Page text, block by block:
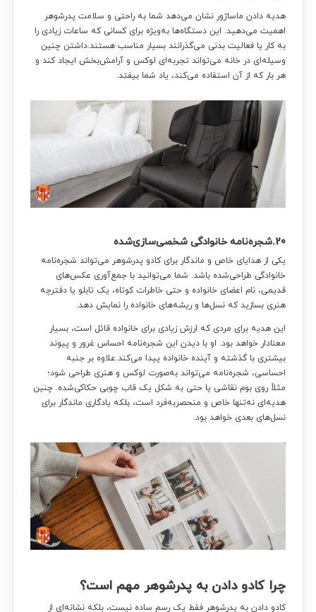
هدیه دادن ماساژور نشان می‌دهد شما به راحتی و سلامت پدرشوهر
اهمیت می‌دهید. این دستگاه‌ها به‌ویژه برای کسانی که ساعات زیادی را
به کار یا فعالیت بدنی می‌گذرانند بسیار مناسب هستند.داشتن چنین
وسیله‌ای در خانه می‌تواند تجربه‌ای لوکس و آرامش‌بخش ایجاد کند و
هر بار که از آن استفاده می‌کند، یاد شما بیفتد.
20.شجره‌نامه خانوادگی شخصی‌سازی‌شده
یکی از هدایای خاص و ماندگار برای کادو پدرشوهر می‌تواند شجره‌نامه
خانوادگی طراحی‌شده باشد. شما می‌توانید با جمع‌آوری عکس‌های
قدیمی، نام اعضای خانواده و حتی خاطرات کوتاه، یک تابلو یا دفترچه
هنری بسازید که نسل‌ها و ریشه‌های خانواده را نمایش دهد.
این هدیه برای مردی که ارزش زیادی برای خانواده قائل است، بسیار
معنا‌دار خواهد بود. او با دیدن این شجره‌نامه احساس غرور و پیوند
بیشتری با گذشته و آینده خانواده پیدا می‌کند.علاوه بر جنبه
احساسی، شجره‌نامه می‌تواند به‌صورت لوکس و هنری طراحی شود؛
مثلاً روی بوم نقاشی یا حتی به شکل یک قاب چوبی حکاکی‌شده. چنین
هدیه‌ای نه‌تنها خاص و منحصر‌به‌فرد است، بلکه یادگاری ماندگار برای
نسل‌های بعدی خواهد بود.
چرا کادو دادن به پدرشوهر مهم است؟
کادو دادن به پدرشوهر فقط یک رسم ساده نیست، بلکه نشانه‌ای از